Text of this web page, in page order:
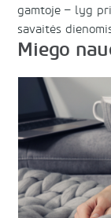
gamtoje – lyg
savaitės
Miego